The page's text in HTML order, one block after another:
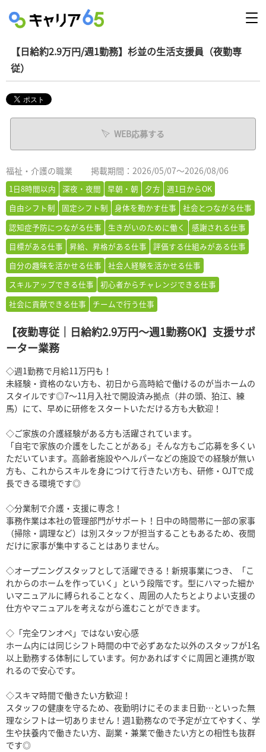
【日給約2.9万円/週1勤務】杉並の生活支援員（夜勤専
従）
WEB応募する
福祉・介護の職業 掲載期間：2026/05/07～2026/08/06
1日8時間以内 深夜・夜間 早朝・朝 夕方
週1日からOK
自由シフト制
固定シフト制 身体を動かす仕事
社会とつながる仕事
認知症予防につながる仕事
生きがいのために働く
感謝される仕事
目標がある仕事
昇給、昇格がある仕事
評価する仕組みがある仕事
自分の趣味を活かせる仕事
社会人経験を活かせる仕事
スキルアップできる仕事
初心者からチャレンジできる仕事
社会に貢献できる仕事
チームで行う仕事
【夜勤専従｜日給約2.9万円～週1勤務OK】支援サポ
ーター業務
◇週1勤務で月給11万円も！
未経験・資格のない方も、初日から高時給で働けるのが当ホームの
スタイルです◎7～11月入社で開設済み拠点（井の頭、狛江、練
馬）にて、早めに研修をスタートいただける方も大歓迎！
◇ご家族の介護経験がある方も活躍されています。
「自宅で家族の介護をしたことがある」そんな方もご応募を多くい
ただいています。高齢者施設やヘルパーなどの施設での経験が無い
方も、これからスキルを身につけて行きたい方も、研修・OJTで成
長できる環境です◎
◇分業制で介護・支援に専念！
事務作業は本社の管理部門がサポート！日中の時間帯に一部の家事
（掃除・調理など）は別スタッフが担当することもあるため、夜間
だけに家事が集中することはありません。
◇オープニングスタッフとして活躍できる！新規事業につき、「こ
れからのホームを作っていく」という段階です。型にハマった細か
いマニュアルに縛られることなく、周囲の人たちとよりよい支援の
仕方やマニュアルを考えながら進むことができます。
◇「完全ワンオペ」ではない安心感
ホーム内には同じシフト時間の中で必ずあなた以外のスタッフが1名
以上勤務する体制にしています。何かあればすぐに周囲と連携が取
れるので安心です。
◇スキマ時間で働きたい方歓迎！
スタッフの健康を守るため、夜勤明けにそのまま日勤…といった無
理なシフトは一切ありません！週1勤務なので予定が立てやすく、学
生や扶養内で働きたい方、副業・兼業で働きたい方との相性も抜群
です◎